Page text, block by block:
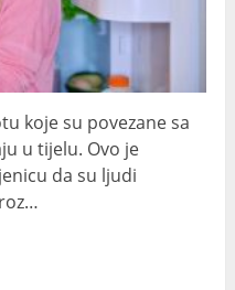
koje su povezane sa
u tijelu. Ovo je
da su ljudi